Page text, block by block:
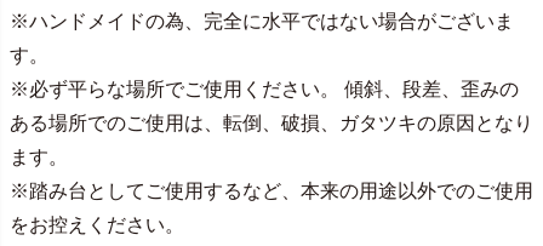
※ハンドメイドの為、完全に水平ではない場合がございま
す。
※必ず平らな場所でご使用ください。 傾斜、段差、歪みの
ある場所でのご使用は、転倒、破損、ガタツキの原因となり
ます。
※踏み台としてご使用するなど、本来の用途以外でのご使用
をお控えください。